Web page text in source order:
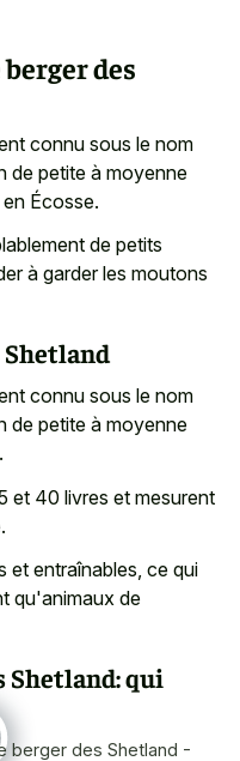
des
connu sous le nom
de petite à moyenne
Écosse.
de petits
à garder les moutons
Shetland
connu sous le nom
de petite à moyenne
et 40 livres et mesurent
et entraînables, ce qui
qu'animaux de
Shetland: qui
berger des Shetland -